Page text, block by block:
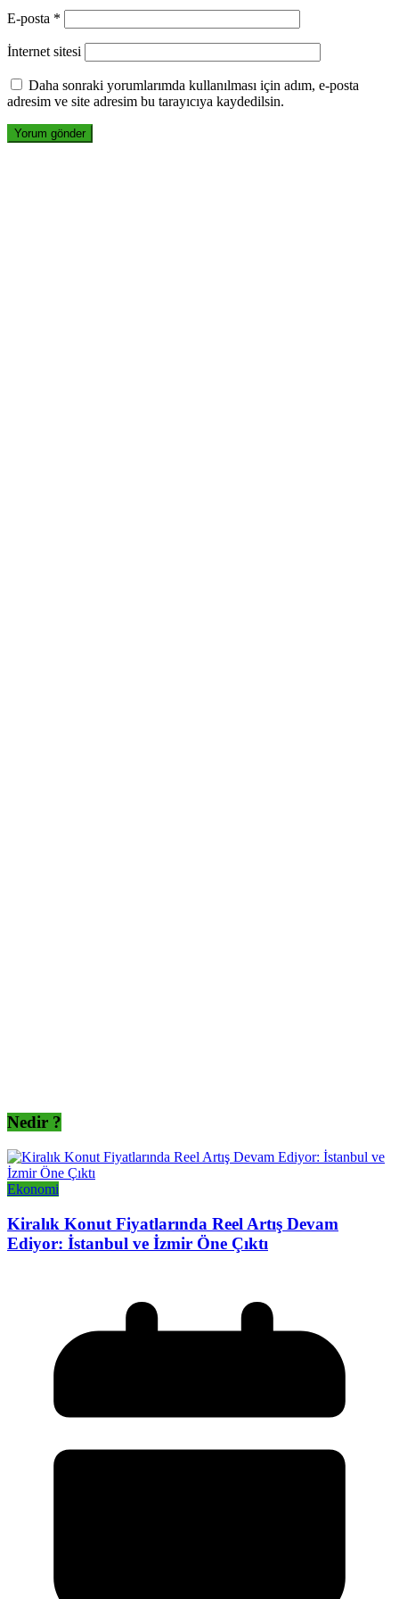
E-posta *
İnternet sitesi
Daha sonraki yorumlarımda kullanılması için adım, e-posta
adresim ve site adresim bu tarayıcıya kaydedilsin.
Nedir ?
Ekonomi
Kiralık Konut Fiyatlarında Reel Artış Devam
Ediyor: İstanbul ve İzmir Öne Çıktı